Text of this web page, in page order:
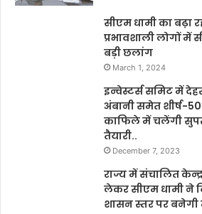
सीएम धामी का बढ़ा
प्रभावशाली लोगों में
बड़ी छलांग
March 1, 2024
इन्वेस्टर्स समिट में
अंबानी समेत शीर्ष-50
काफिले में चलेंगी
तैयारी..
December 7, 2023
राज्य में संचालित
लेकर सीएम धामी ने
शासन स्तर पर बनेगी